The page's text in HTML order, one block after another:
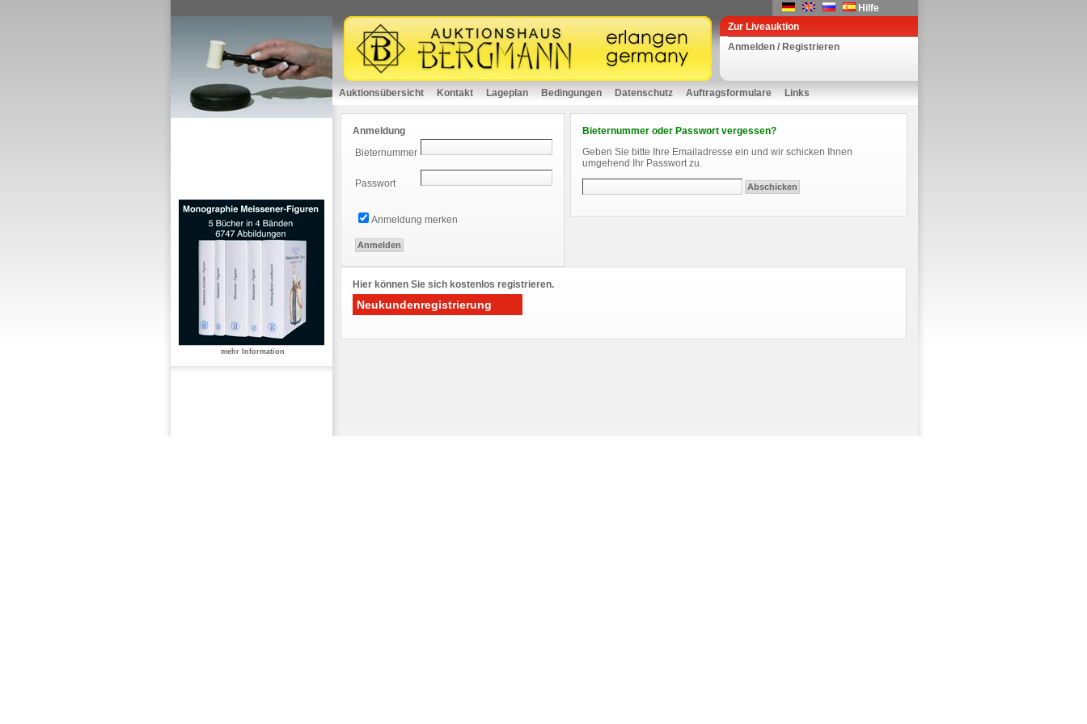
Hilfe
mehr Information
Zur Liveauktion
Anmelden / Registrieren
Auktionsübersicht Kontakt Lageplan Bedingungen Datenschutz Auftragsformulare Links
Anmeldung
Bieternummer
Passwort
Anmeldung merken
Bieternummer oder Passwort vergessen?
Geben Sie bitte Ihre Emailadresse ein und wir schicken Ihnen
umgehend Ihr Passwort zu.
Hier können Sie sich kostenlos registrieren.
Neukundenregistrierung